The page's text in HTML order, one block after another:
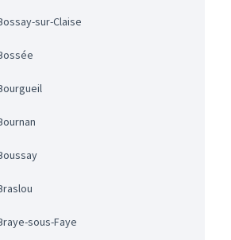
Bossay-sur-Claise
Bossée
Bourgueil
Bournan
Boussay
Braslou
Braye-sous-Faye